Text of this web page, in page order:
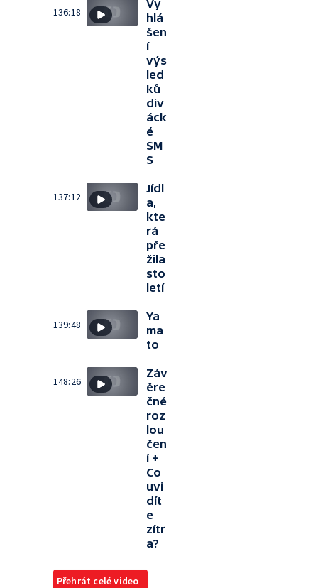
136:18
Vy
hlá
šen
í
výs
led
ků
div
áck
é
SM
S
137:12
Jídl
a,
kte
rá
pře
žila
sto
letí
139:48
Ya
ma
to
148:26
Záv
ěre
čné
roz
lou
čen
í +
Co
uvi
dít
e
zítr
a?
Přehrát celé video